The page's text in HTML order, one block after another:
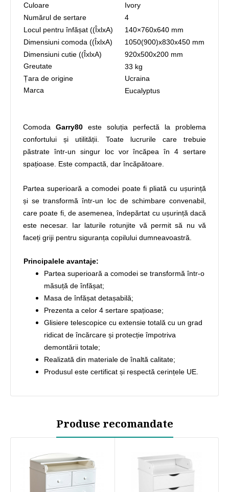
Culoare
Ivory
Numărul de sertare
4
Locul pentru înfășat ((ÎxlxA)
140×760х640 mm
Dimensiuni comoda ((ÎxlxA) 1050(900)х830х450 mm
Dimensiuni cutie ((ÎxlxA)
920х500х200 mm
Greutate
33 kg
Țara de origine
Ucraina
Marca
Eucalyptus
Comoda Garry80 este soluția perfectă la problema
confortului și utilității. Toate lucrurile care trebuie
păstrate într-un singur loc vor încăpea în 4 sertare
spațioase. Este compactă, dar încăpătoare.
Partea superioară a comodei poate fi pliată cu ușurință
și se transformă într-un loc de schimbare convenabil,
care poate fi, de asemenea, îndepărtat cu ușurință dacă
este necesar. Iar laturile rotunjite vă permit să nu vă
faceți griji pentru siguranța copilului dumneavoastră.
Principalele avantaje:
Partea superioară a comodei se transformă într-o
măsuță de înfășat;
Masa de înfășat detașabilă;
Prezenta a celor 4 sertare spațioase;
Glisiere telescopice cu extensie totală cu un grad
ridicat de încărcare și protecție împotriva
demontării totale;
Realizată din materiale de înaltă calitate;
Produsul este certificat și respectă cerințele UE.
Produse recomandate